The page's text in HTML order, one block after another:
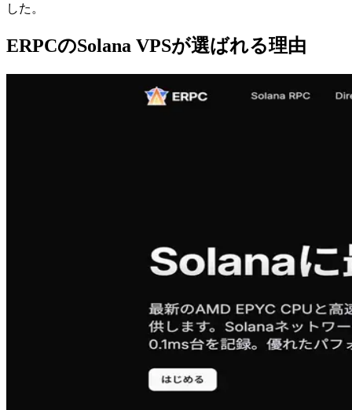
した。
ERPCのSolana VPSが選ばれる理由